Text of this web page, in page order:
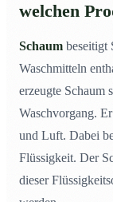
welchen
Schaum beseitigt
Waschmitteln
erzeugte Schaum
Waschvorgang.
und Luft. Dabei
Flüssigkeit. Der
dieser